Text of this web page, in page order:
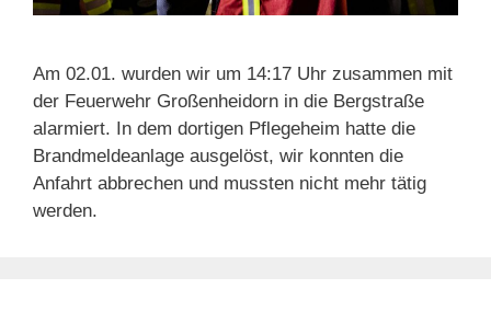
Am 02.01. wurden wir um 14:17 Uhr zusammen mit
der Feuerwehr Großenheidorn in die Bergstraße
alarmiert. In dem dortigen Pflegeheim hatte die
Brandmeldeanlage ausgelöst, wir konnten die
Anfahrt abbrechen und mussten nicht mehr tätig
werden.